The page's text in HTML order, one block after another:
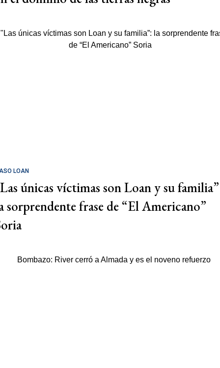
LOAN
únicas víctimas son Loan y su
sorprendente frase de “El Americano”